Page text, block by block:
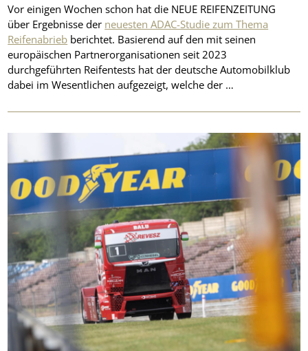
Vor einigen Wochen schon hat die NEUE REIFENZEITUNG
über Ergebnisse der neuesten ADAC-Studie zum Thema
Reifenabrieb berichtet. Basierend auf den mit seinen
europäischen Partnerorganisationen seit 2023
durchgeführten Reifentests hat der deutsche Automobilklub
dabei im Wesentlichen aufgezeigt, welche der …